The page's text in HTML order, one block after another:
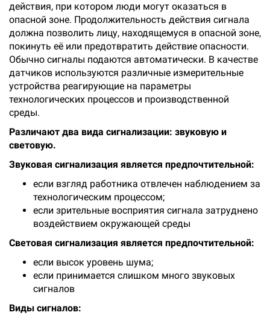
действия, при котором люди могут оказаться в
опасной зоне. Продолжительность действия сигнала
должна позволить лицу, находящемуся в опасной зоне,
покинуть её или предотвратить действие опасности.
Обычно сигналы подаются автоматически. В качестве
датчиков используются различные измерительные
устройства реагирующие на параметры
технологических процессов и производственной
среды.
Различают два вида сигнализации: звуковую и
световую.
Звуковая сигнализация является предпочтительной:
если взгляд работника отвлечен наблюдением за
технологическим процессом;
если зрительные восприятия сигнала затруднено
воздействием окружающей среды
Световая сигнализация является предпочтительной:
если высок уровень шума;
если принимается слишком много звуковых
сигналов
Виды сигналов: